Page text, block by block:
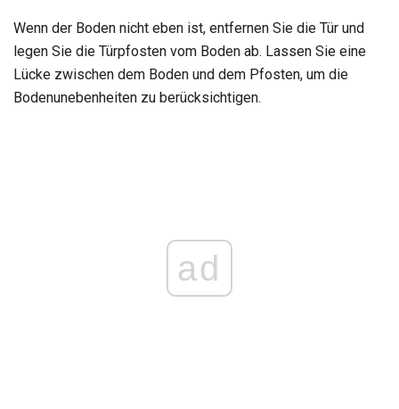
Wenn der Boden nicht eben ist, entfernen Sie die Tür und
legen Sie die Türpfosten vom Boden ab. Lassen Sie eine
Lücke zwischen dem Boden und dem Pfosten, um die
Bodenunebenheiten zu berücksichtigen.
ad